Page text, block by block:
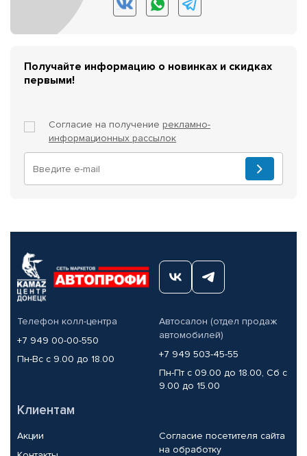
Получайте информацию о новинках и скидках
первыми!
Согласие на получение рекламно-
информационных рассылок
Телефон колл-центра
+7 949 00-00-550
Пн-Вс с 9.00 до 18.00
Автосалон (отдел продаж
автомобилей)
+7 949 503-45-55
Пн-Пт с 09.00 до 18.00, Сб с
9.00 до 15.00
Клиентам
Акции
Согласие посетителя сайта
на обработку